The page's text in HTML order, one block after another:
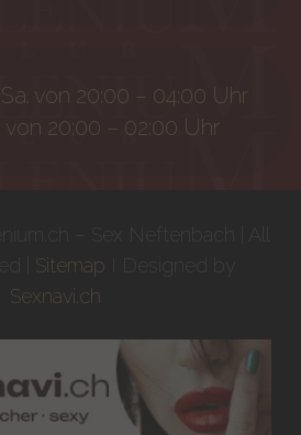
von 20:00 – 04:00 Uhr
von 20:00 – 02:00 Uhr
Sitemap
Sexnavi.ch